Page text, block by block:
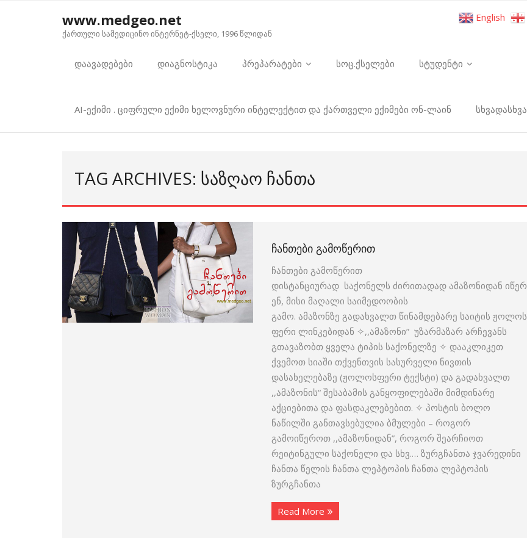
www.medgeo.net
ქართული სამედიცინო ინტერნეტ-ქსელი, 1996 წლიდან
დაავადებები დიაგნოსტიკა პრეპარატები სოც.ქსელები სტუდენტი
AI-ექიმი . ციფრული ექიმი ხელოვნური ინტელექტით და ქართველი ექიმები ონ-ლაინ სხვადასხვა
TAG ARCHIVES: ᲡᲐᲖᲦᲐᲝ ᲩᲐᲜᲗᲐ
ᲩᲐᲜᲗᲔᲑᲘ ᲒᲐᲛᲝᲬᲔᲠᲘᲗ
ჩანთები გამოწერით
დისტანციურად საქონელს ძირითადად ამაზონიდან იწერ
ენ, მისი მაღალი საიმედოობის
გამო. ამაზონზე გადახვალთ წინამდებარე საიტის ჟოლოს
ფერი ლინკებიდან ✧,,ამაზონი” უზარმაზარ არჩევანს
გთავაზობთ ყველა ტიპის საქონელზე ✧ დააკლიკეთ
ქვემოთ სიაში თქვენთვის სასურველი ნივთის
დასახელებაზე (ჟოლოსფერი ტექსტი) და გადახვალთ
,,ამაზონის“ შესაბამის განყოფილებაში მიმდინარე
აქციებითა და ფასდაკლებებით. ✧ პოსტის ბოლო
ნაწილში განთავსებულია ბმულები – როგორ
გამოიწეროთ ,,ამაზონიდან”, როგორ შეარჩიოთ
რეიტინგული საქონელი და სხვ.… ზურგჩანთა ჯვარედინი
ჩანთა წელის ჩანთა ლეპტოპის ჩანთა ლეპტოპის
ზურგჩანთა
Read More
English